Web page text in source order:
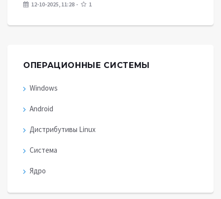
12-10-2025, 11:28 1
ОПЕРАЦИОННЫЕ СИСТЕМЫ
Windows
Android
Дистрибутивы Linux
Система
Ядро